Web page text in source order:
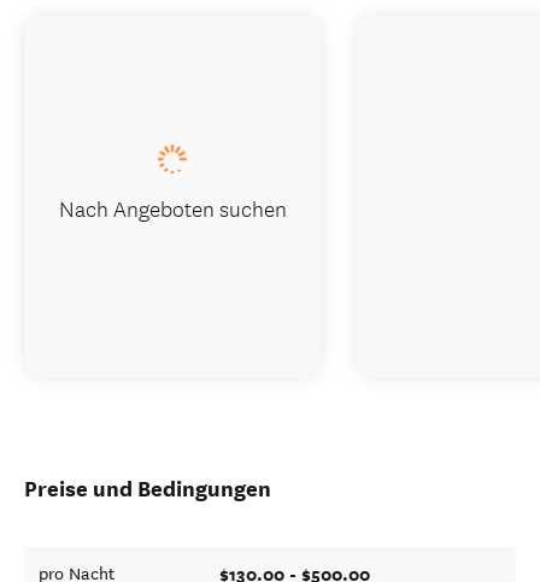
Preise und Bedingungen
pro Nacht $130.00 - $500.00
Nach Angeboten suchen